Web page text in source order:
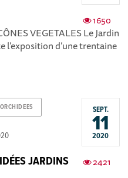
1650
VEGETALES Le Jardin
l’exposition d’une trentaine
ORCHIDEES SEPT.
11
2020
2421
JARDINS